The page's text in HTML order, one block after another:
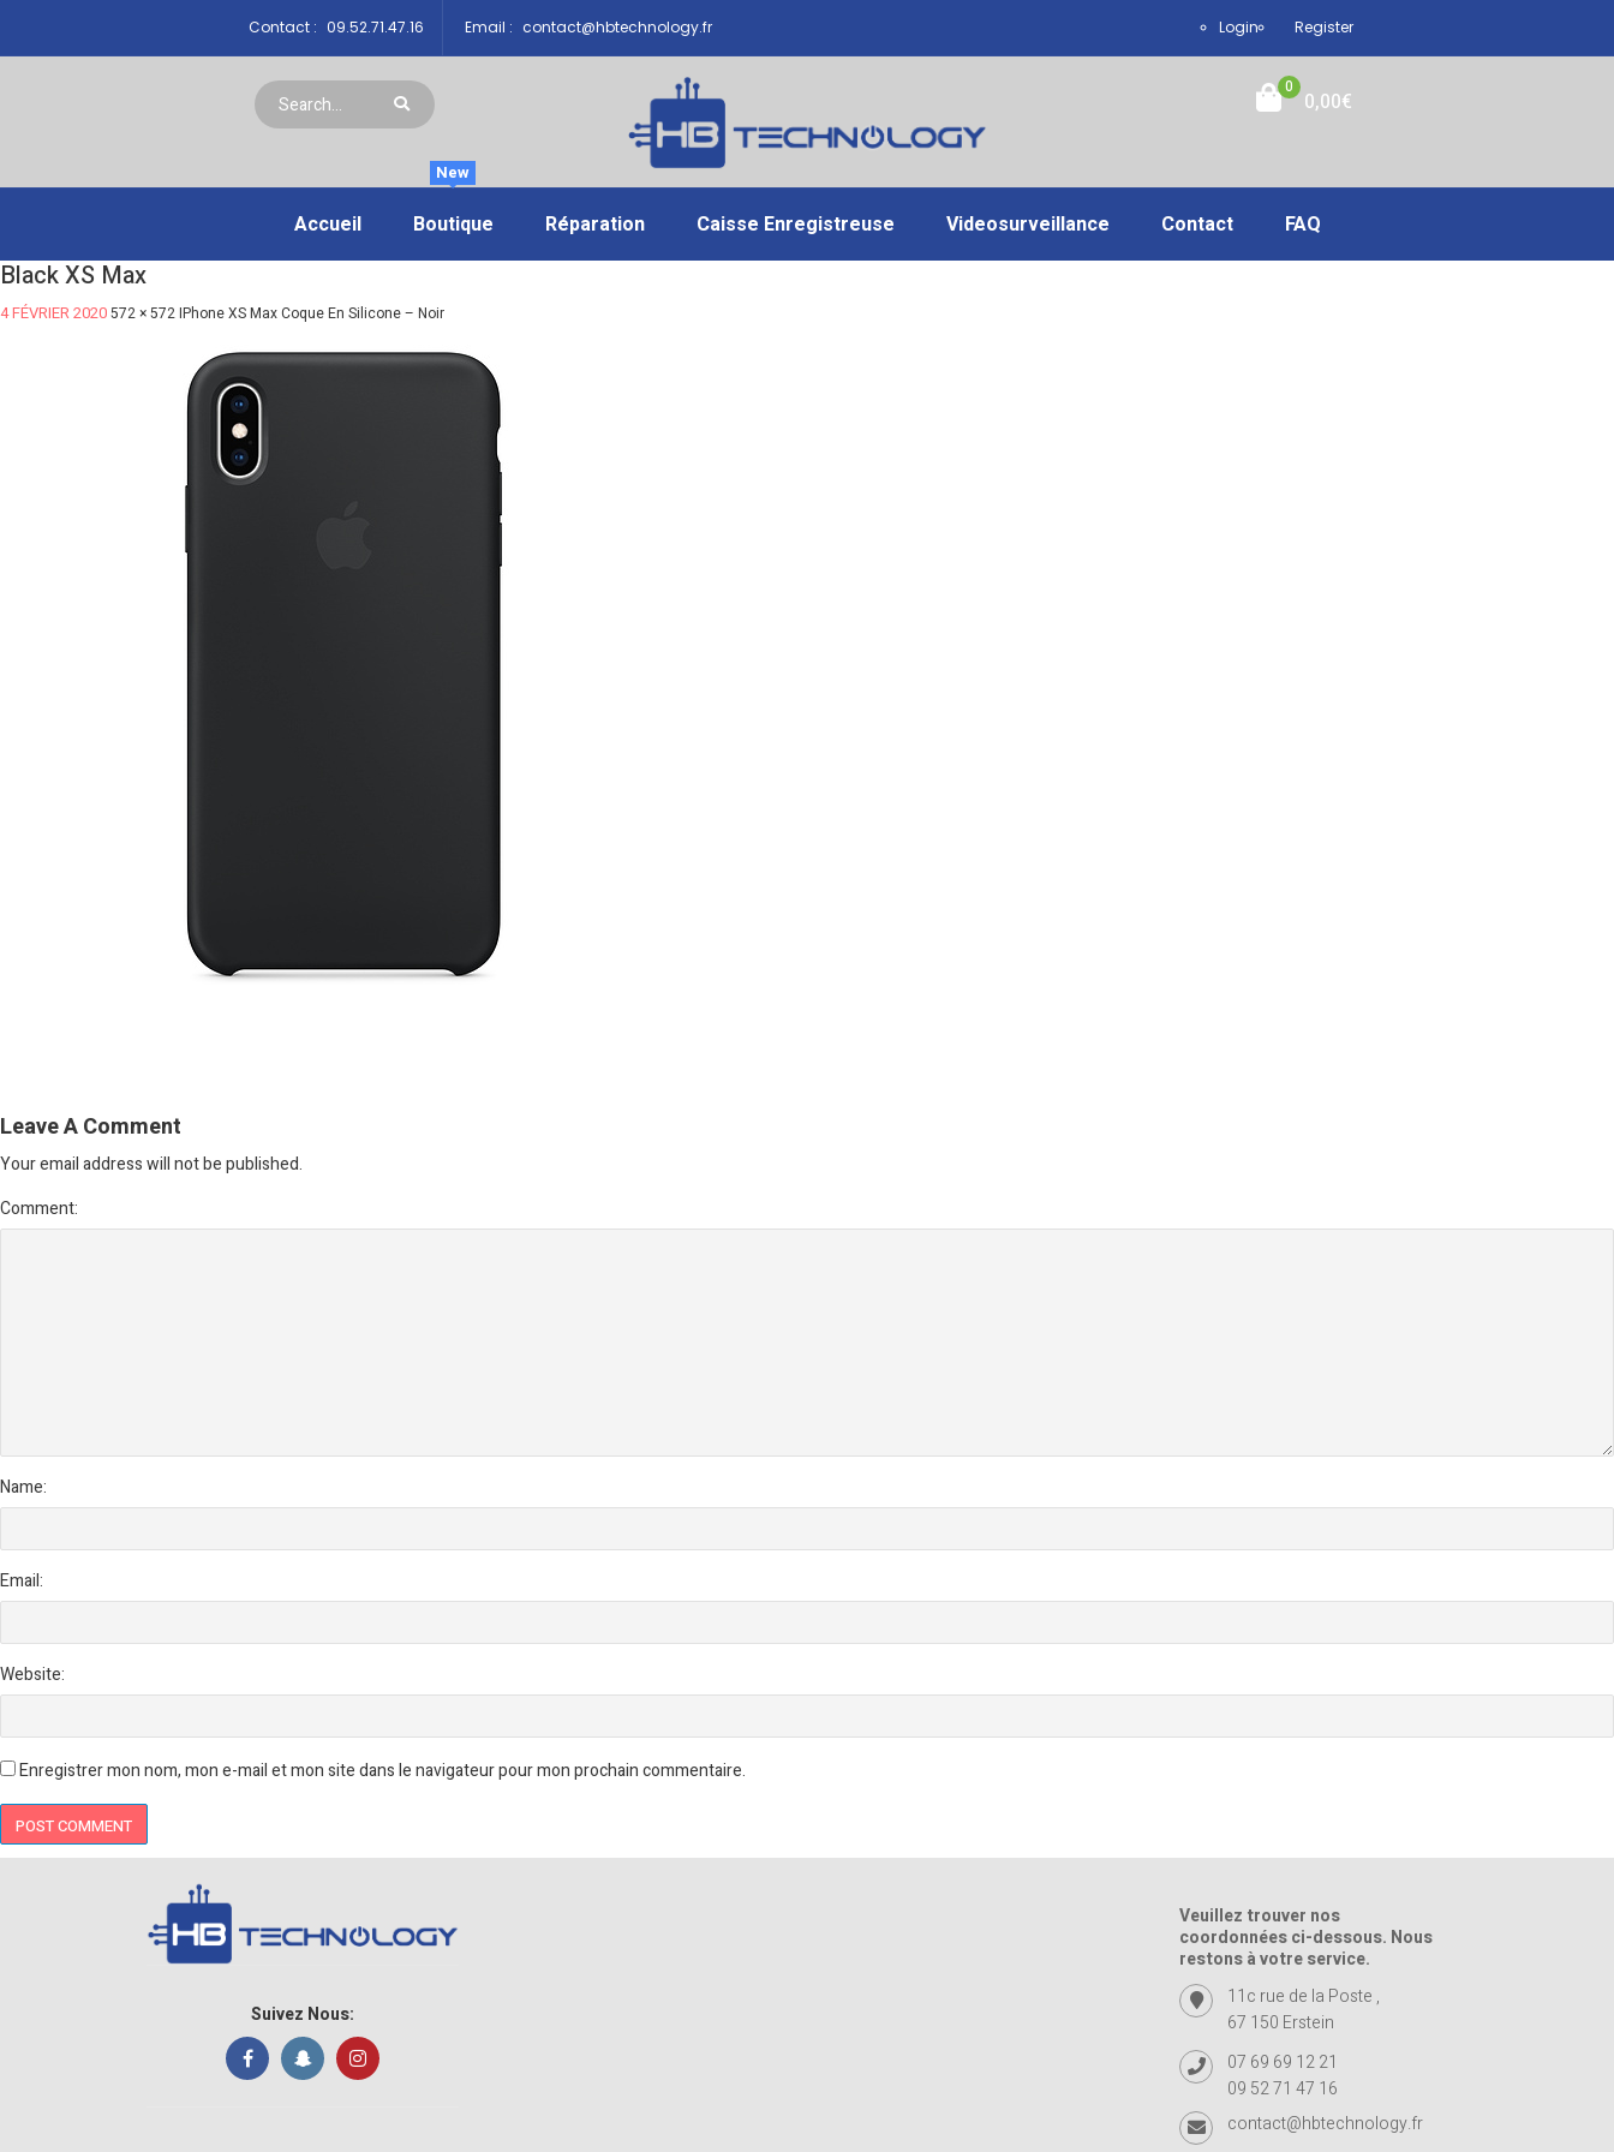
Contact : 09.52.71.47.16 Email : contact@hbtechnology.fr Login Register
0
0,00€
Accueil Boutique
New
Réparation Caisse Enregistreuse Videosurveillance Contact FAQ
Black XS Max
4 FÉVRIER 2020572 × 572IPhone XS Max Coque En Silicone – Noir
Leave A Comment
Your email address will not be published.
Comment:
Name:
Email:
Website:
Enregistrer mon nom, mon e-mail et mon site dans le navigateur pour mon prochain commentaire.
Suivez Nous:
Veuillez trouver nos
coordonnées ci-dessous. Nous
restons à votre service.
11c rue de la Poste ,
67 150 Erstein
07 69 69 12 21
09 52 71 47 16
contact@hbtechnology.fr